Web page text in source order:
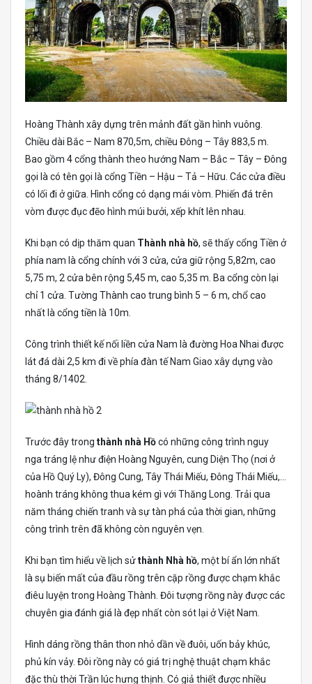
Hoàng Thành xây dựng trên mảnh đất gần hình vuông.
Chiều dài Bắc – Nam 870,5m, chiều Đông – Tây 883,5 m.
Bao gồm 4 cổng thành theo hướng Nam – Bắc – Tây – Đông
gọi là có tên gọi là cổng Tiền – Hậu – Tả – Hữu. Các cửa điều
có lối đi ở giữa. Hình cổng có dạng mái vòm. Phiến đá trên
vòm được đục đẽo hình múi bưởi, xếp khít lên nhau.
Khi bạn có dịp thăm quan Thành nhà hồ, sẽ thấy cổng Tiền ở
phía nam là cổng chính với 3 cửa, cửa giữ rộng 5,82m, cao
5,75 m, 2 cửa bên rộng 5,45 m, cao 5,35 m. Ba cổng còn lại
chỉ 1 cửa. Tường Thành cao trung bình 5 – 6 m, chổ cao
nhất là cổng tiền là 10m.
Công trình thiết kế nối liền cửa Nam là đường Hoa Nhai được
lát đá dài 2,5 km đi về phía đàn tế Nam Giao xây dựng vào
tháng 8/1402.
Trước đây trong thành nhà Hồcó những công trình nguy
nga tráng lệ như điện Hoàng Nguyên, cung Diện Thọ (nơi ở
của Hồ Quý Ly), Đông Cung, Tây Thái Miếu, Đông Thái Miếu,…
hoành tráng không thua kém gì với Thăng Long. Trải qua
năm tháng chiến tranh và sự tàn phá của thời gian, những
công trình trên đã không còn nguyên vẹn.
Khi bạn tìm hiểu về lịch sửthành Nhà hồ, một bí ẩn lớn nhất
là sụ biến mất của đầu rồng trên cặp rồng được chạm khắc
điêu luyện trong Hoàng Thành. Đôi tượng rồng này được các
chuyên gia đánh giá là đẹp nhất còn sót lại ở Việt Nam.
Hình dáng rồng thân thon nhỏ dần về đuôi, uốn bảy khúc,
phủ kín vảy. Đôi rồng này có giá trị nghệ thuật chạm khắc
đặc thù thời Trần lúc hưng thịnh. Có giả thiết được nhiều